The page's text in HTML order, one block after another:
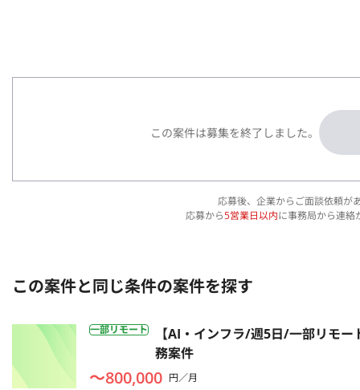
この案件は募集を終了しました。
応募後、企業からご面談依頼が
応募から5営業日以内に事務局から連絡
この案件と同じ条件の案件を探す
一部リモート
【AI・インフラ/週5日/一部リモ
務案件
〜800,000 円／月